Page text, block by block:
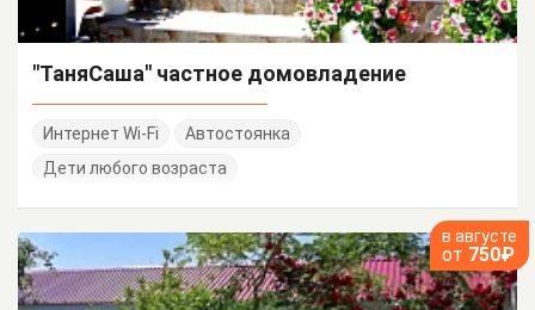
"ТаняСаша" частное домовладение
Интернет Wi-Fi
Автостоянка
Дети любого возраста
в августе
от 750₽